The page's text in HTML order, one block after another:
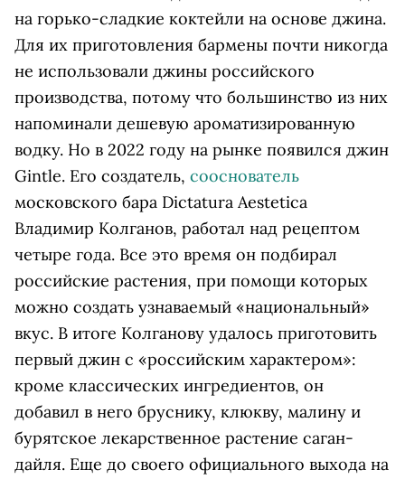
на горько-сладкие коктейли на основе джина.
Для их приготовления бармены почти никогда
не использовали джины российского
производства, потому что большинство из них
напоминали дешевую ароматизированную
водку. Но в 2022 году на рынке появился джин
Gintle. Его создатель, сооснователь
московского бара Dictatura Aestetica
Владимир Колганов, работал над рецептом
четыре года. Все это время он подбирал
российские растения, при помощи которых
можно создать узнаваемый «национальный»
вкус. В итоге Колганову удалось приготовить
первый джин с «российским характером»:
кроме классических ингредиентов, он
добавил в него бруснику, клюкву, малину и
бурятское лекарственное растение саган-
дайля. Еще до своего официального выхода на